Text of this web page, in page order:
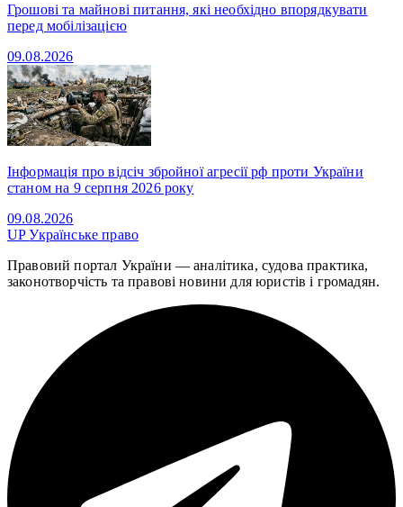
Грошові та майнові питання, які необхідно впорядкувати
перед мобілізацією
09.08.2026
Інформація про відсіч збройної агресії рф проти України
станом на 9 серпня 2026 року
09.08.2026
UPУкраїнське право
Правовий портал України — аналітика, судова практика,
законотворчість та правові новини для юристів і громадян.